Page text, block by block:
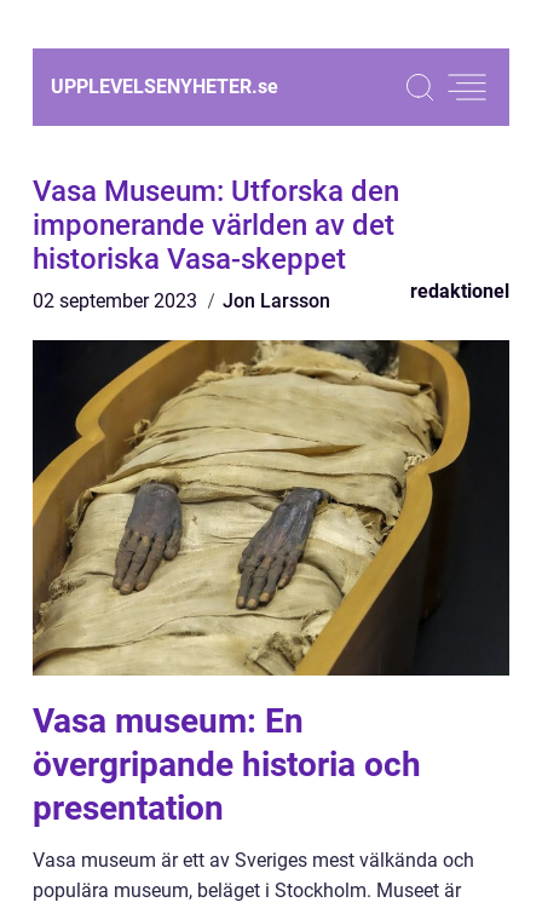
UPPLEVELSENYHETER.se
Vasa Museum: Utforska den
imponerande världen av det
historiska Vasa-skeppet
02 september 2023 Jon Larsson redaktionel
Vasa museum: En
övergripande historia och
presentation
Vasa museum är ett av Sveriges mest välkända och
populära museum, beläget i Stockholm. Museet är